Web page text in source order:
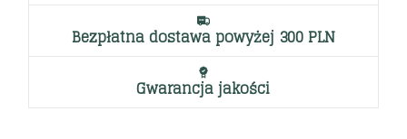
Bezpłatna dostawa powyżej 300 PLN
Gwarancja jakości